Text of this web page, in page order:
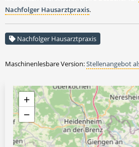
Nachfolger Hausarztpraxis.
Nachfolger Hausarztpraxis
Maschinenlesbare Version:Stellenangebot
+
−